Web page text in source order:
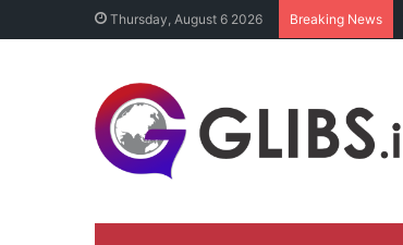
Thursday, August 6 2026 Breaking News